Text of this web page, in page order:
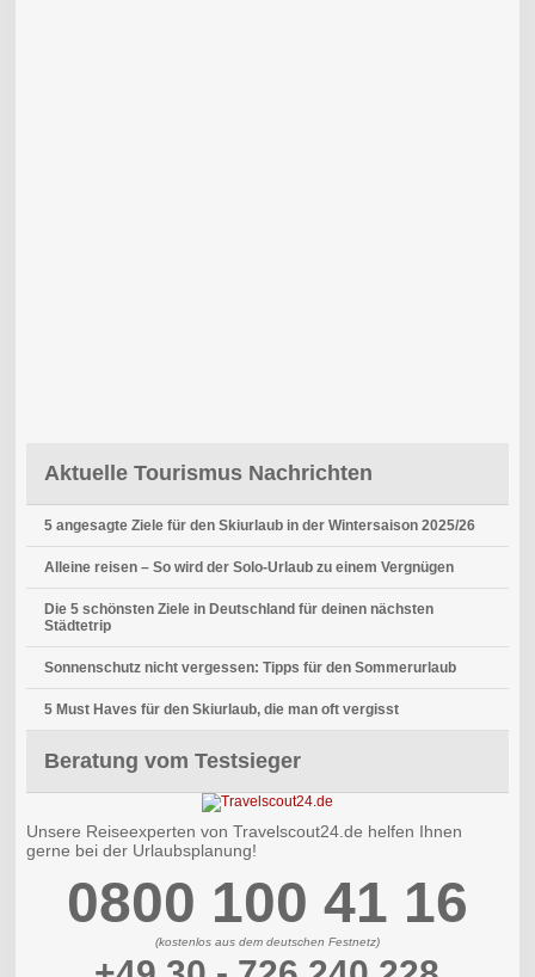
Aktuelle Tourismus Nachrichten
5 angesagte Ziele für den Skiurlaub in der Wintersaison 2025/26
Alleine reisen – So wird der Solo-Urlaub zu einem Vergnügen
Die 5 schönsten Ziele in Deutschland für deinen nächsten
Städtetrip
Sonnenschutz nicht vergessen: Tipps für den Sommerurlaub
5 Must Haves für den Skiurlaub, die man oft vergisst
Beratung vom Testsieger
Unsere Reiseexperten von Travelscout24.de helfen Ihnen
gerne bei der Urlaubsplanung!
0800 100 41 16
(kostenlos aus dem deutschen Festnetz)